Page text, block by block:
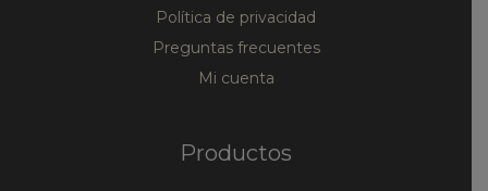
Política de privacidad
Preguntas frecuentes
Mi cuenta
Productos